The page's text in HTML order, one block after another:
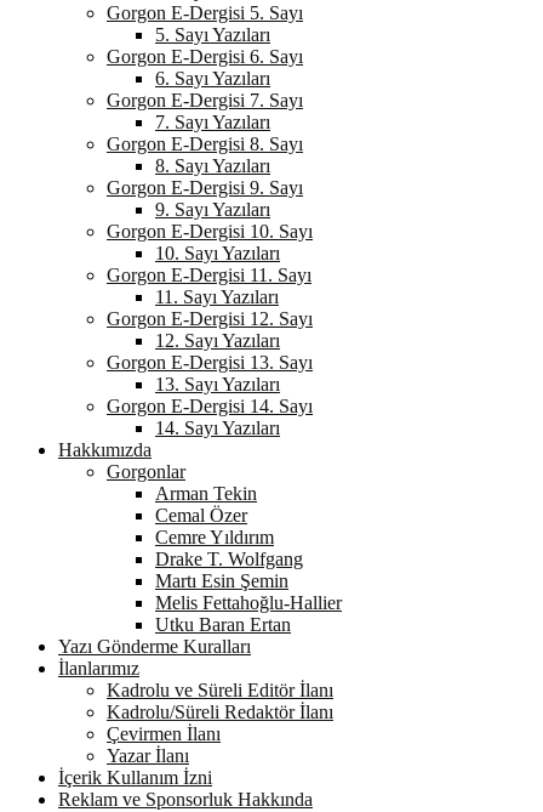
Gorgon E-Dergisi 5. Sayı
5. Sayı Yazıları
Gorgon E-Dergisi 6. Sayı
6. Sayı Yazıları
Gorgon E-Dergisi 7. Sayı
7. Sayı Yazıları
Gorgon E-Dergisi 8. Sayı
8. Sayı Yazıları
Gorgon E-Dergisi 9. Sayı
9. Sayı Yazıları
Gorgon E-Dergisi 10. Sayı
10. Sayı Yazıları
Gorgon E-Dergisi 11. Sayı
11. Sayı Yazıları
Gorgon E-Dergisi 12. Sayı
12. Sayı Yazıları
Gorgon E-Dergisi 13. Sayı
13. Sayı Yazıları
Gorgon E-Dergisi 14. Sayı
14. Sayı Yazıları
Hakkımızda
Gorgonlar
Arman Tekin
Cemal Özer
Cemre Yıldırım
Drake T. Wolfgang
Martı Esin Şemin
Melis Fettahoğlu-Hallier
Utku Baran Ertan
Yazı Gönderme Kuralları
İlanlarımız
Kadrolu ve Süreli Editör İlanı
Kadrolu/Süreli Redaktör İlanı
Çevirmen İlanı
Yazar İlanı
İçerik Kullanım İzni
Reklam ve Sponsorluk Hakkında